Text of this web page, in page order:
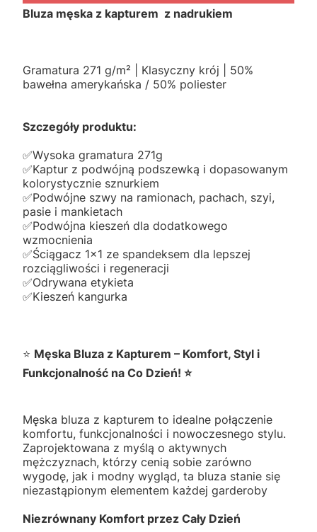
Bluza męska z kapturem z nadrukiem
Gramatura 271 g/m² | Klasyczny krój | 50%
bawełna amerykańska / 50% poliester
Szczegóły produktu:
✅️Wysoka gramatura 271g
✅️Kaptur z podwójną podszewką i dopasowanym
kolorystycznie sznurkiem
✅️Podwójne szwy na ramionach, pachach, szyi,
pasie i mankietach
✅️Podwójna kieszeń dla dodatkowego
wzmocnienia
✅️Ściągacz 1x1 ze spandeksem dla lepszej
rozciągliwości i regeneracji
✅️Odrywana etykieta
✅️Kieszeń kangurka
⭐ Męska Bluza z Kapturem – Komfort, Styl i
Funkcjonalność na Co Dzień! ⭐
Męska bluza z kapturem to idealne połączenie
komfortu, funkcjonalności i nowoczesnego stylu.
Zaprojektowana z myślą o aktywnych
mężczyznach, którzy cenią sobie zarówno
wygodę, jak i modny wygląd, ta bluza stanie się
niezastąpionym elementem każdej garderoby
Niezrównany Komfort przez Cały Dzień